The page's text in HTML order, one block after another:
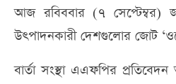
আজ রবিববার (৭ সেপ্টেম্বর)
উৎপাদনকারী দেশগুলোর জোট
বার্তা সংস্থা এএফপির